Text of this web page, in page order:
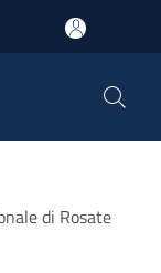
di Rosate